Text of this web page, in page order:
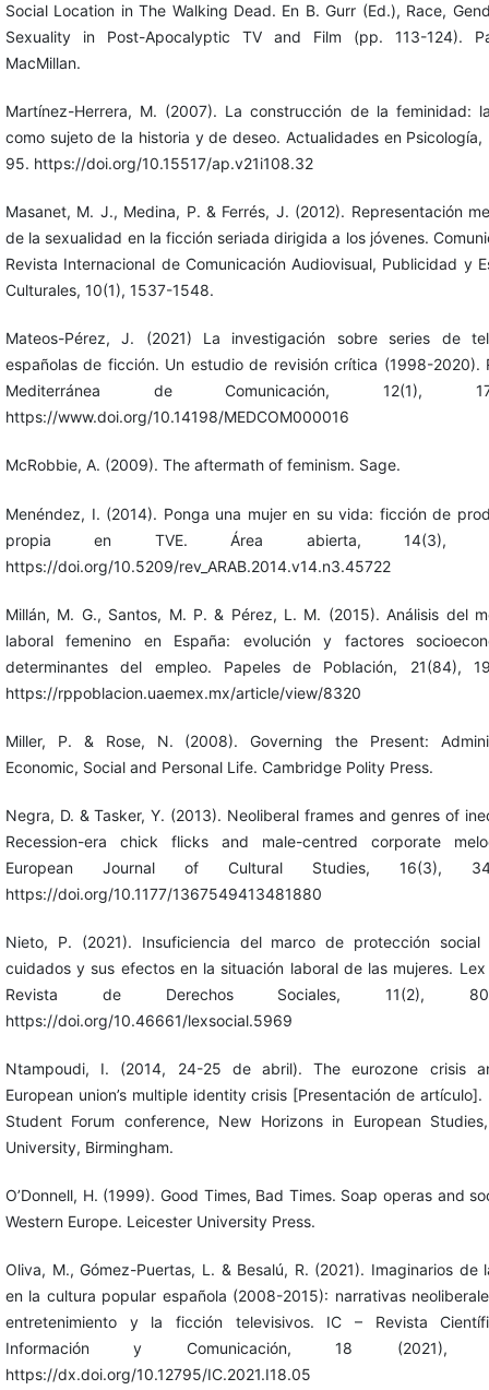
Social Location in The Walking Dead. En B. Gurr (Ed.), Race,
Sexuality in Post-Apocalyptic TV and Film (pp. 113-124).
MacMillan.
Martínez-Herrera, M. (2007). La construcción de la feminidad:
como sujeto de la historia y de deseo. Actualidades en Psicología,
95. https://doi.org/10.15517/ap.v21i108.32
Masanet, M. J., Medina, P. & Ferrés, J. (2012). Representación
de la sexualidad en la ficción seriada dirigida a los jóvenes.
Revista Internacional de Comunicación Audiovisual, Publicidad y
Culturales, 10(1), 1537-1548.
Mateos-Pérez, J. (2021) La investigación sobre series de
españolas de ficción. Un estudio de revisión crítica (1998-2020).
Mediterránea de Comunicación, 12(1),
https://www.doi.org/10.14198/MEDCOM000016
McRobbie, A. (2009). The aftermath of feminism. Sage.
Menéndez, I. (2014). Ponga una mujer en su vida: ficción de
propia en TVE. Área abierta, 14(3),
https://doi.org/10.5209/rev_ARAB.2014.v14.n3.45722
Millán, M. G., Santos, M. P. & Pérez, L. M. (2015). Análisis del
laboral femenino en España: evolución y factores
determinantes del empleo. Papeles de Población, 21(84),
https://rppoblacion.uaemex.mx/article/view/8320
Miller, P. & Rose, N. (2008). Governing the Present:
Economic, Social and Personal Life. Cambridge Polity Press.
Negra, D. & Tasker, Y. (2013). Neoliberal frames and genres of
Recession-era chick flicks and male-centred corporate
European Journal of Cultural Studies, 16(3),
https://doi.org/10.1177/1367549413481880
Nieto, P. (2021). Insuficiencia del marco de protección
cuidados y sus efectos en la situación laboral de las mujeres. Lex
Revista de Derechos Sociales, 11(2),
https://doi.org/10.46661/lexsocial.5969
Ntampoudi, I. (2014, 24-25 de abril). The eurozone crisis
European union’s multiple identity crisis [Presentación de artículo].
Student Forum conference, New Horizons in European
University, Birmingham.
O’Donnell, H. (1999). Good Times, Bad Times. Soap operas and
Western Europe. Leicester University Press.
Oliva, M., Gómez-Puertas, L. & Besalú, R. (2021). Imaginarios de
en la cultura popular española (2008-2015): narrativas
entretenimiento y la ficción televisivos. IC – Revista
Información y Comunicación, 18 (2021),
https://dx.doi.org/10.12795/IC.2021.I18.05